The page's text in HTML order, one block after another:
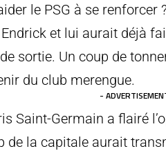
le PSG à se renforcer
et lui aurait déjà
sortie. Un coup de
du club merengue.
-
Saint-Germain a flairé
de la capitale aurait